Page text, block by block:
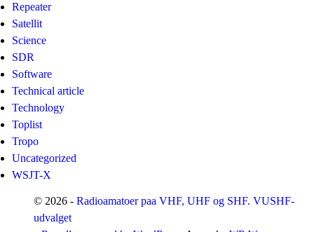
Repeater
Satellit
Science
SDR
Software
Technical article
Technology
Toplist
Tropo
Uncategorized
WSJT-X
© 2026 - Radioamatoer paa VHF, UHF og SHF. VUSHF-
udvalget